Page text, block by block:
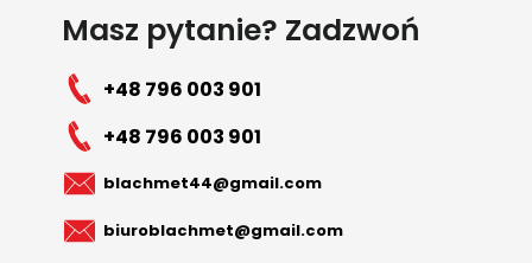
Masz pytanie? Zadzwoń
+48 796 003 901
+48 796 003 901
blachmet44@gmail.com
biuroblachmet@gmail.com